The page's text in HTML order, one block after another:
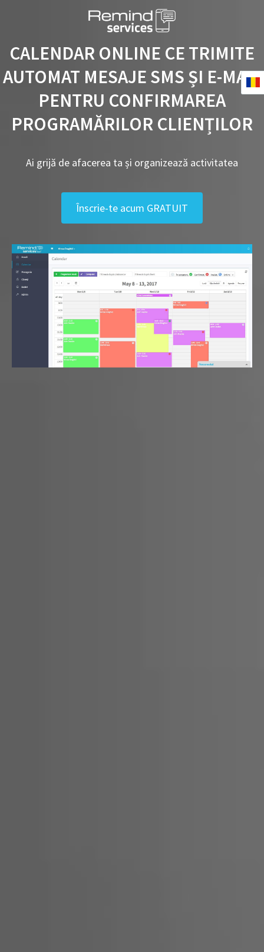
CALENDAR ONLINE CE TRIMITE
AUTOMAT MESAJE SMS ȘI E-MAIL
PENTRU CONFIRMAREA
PROGRAMĂRILOR CLIENȚILOR
Ai grijă de afacerea ta și organizează activitatea
Înscrie-te acum GRATUIT